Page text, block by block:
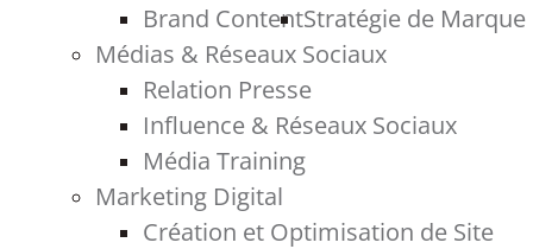
Brand ContentStratégie de Marque
Médias & Réseaux Sociaux
Relation Presse
Influence & Réseaux Sociaux
Média Training
Marketing Digital
Création et Optimisation de Site